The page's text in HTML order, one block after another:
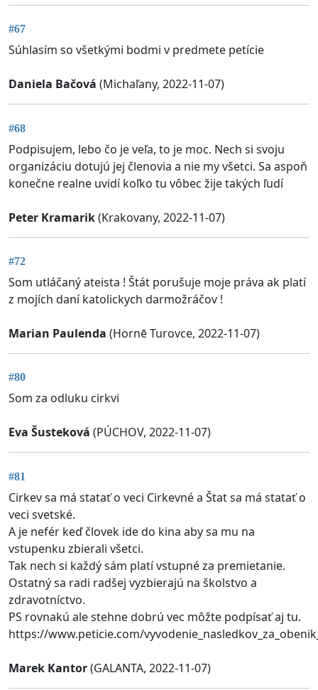
#67
Súhlasím so všetkými bodmi v predmete petície
Daniela Bačová (Michaľany, 2022-11-07)
#68
Podpisujem, lebo čo je veľa, to je moc. Nech si svoju
organizáciu dotujú jej členovia a nie my všetci. Sa aspoň
konečne realne uvidí koľko tu vôbec žije takých ľudí
Peter Kramarik(Krakovany, 2022-11-07)
#72
Som utláčaný ateista ! Štát porušuje moje práva ak platí
z mojích daní katolickych darmožráčov !
Marian Paulenda (Hornē Turovce, 2022-11-07)
#80
Som za odluku cirkvi
Eva Šusteková (PÚCHOV, 2022-11-07)
#81
Cirkev sa má statať o veci Cirkevné a Štat sa má statať o
veci svetské.
A je nefér keď človek ide do kina aby sa mu na
vstupenku zbierali všetci.
Tak nech si každý sám platí vstupné za premietanie.
Ostatný sa radi radšej vyzbierajú na školstvo a
zdravotníctvo.
PS rovnakú ale stehne dobrú vec môžte podpísať aj tu.
https://www.peticie.com/
Marek Kantor(GALANTA, 2022-11-07)